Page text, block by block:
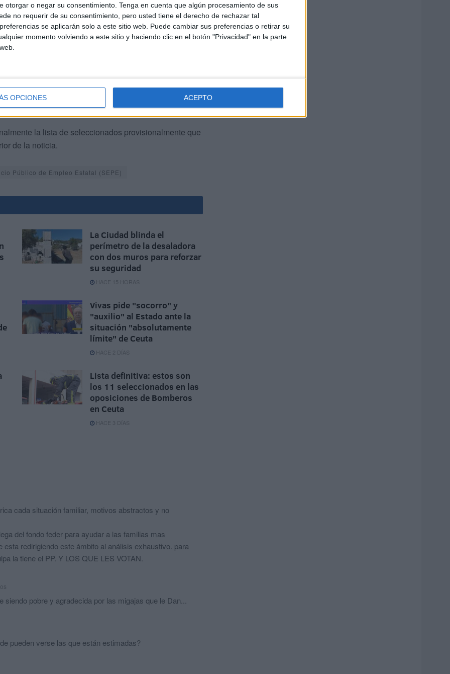
otorgar o negar su consentimiento. Tenga en cuenta que algún procesamiento de sus
no requerir de su consentimiento, pero usted tiene el derecho de rechazar tal
se aplicarán solo a este sitio web. Puede cambiar sus preferencias o retirar su
momento volviendo a este sitio y haciendo clic en el botón "Privacidad" en la parte
OPCIONES ACEPTO
al Servicio de Prevención de Riesgos Laborales’,
de espacios públicos y cuidado de mobiliario y
al alumnado con necesidades educativas
la lista de seleccionados provisionalmente que
de la noticia.
Público de Empleo Estatal (SEPE)
La Ciudad blinda el
perímetro de la desaladora
con dos muros para reforzar
su seguridad
HACE 15 HORAS
Vivas pide "socorro" y
"auxilio" al Estado ante la
situación "absolutamente
límite" de Ceuta
HACE 2 DÍAS
Lista definitiva: estos son
los 11 seleccionados en las
oposiciones de Bomberos
en Ceuta
HACE 3 DÍAS
cada situación familiar, motivos abstractos y no
del fondo feder para ayudar a las familias mas
redirigiendo este ámbito al análisis exhaustivo. para
la tiene el PP. Y LOS QUE LES VOTAN.
siendo pobre y agradecida por las migajas que le Dan...
pueden verse las que están estimadas?